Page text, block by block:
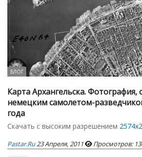
БЛОГ
Карта Архангельска. Фотография,
немецким самолетом-
года
Скачать с высоким разрешением
Pastar.ru 23 Апреля, 2011 Просмотров: